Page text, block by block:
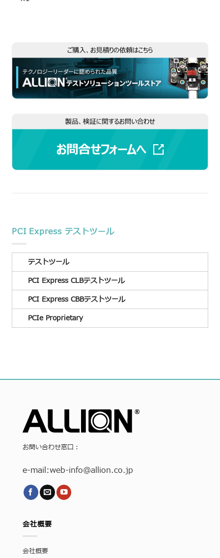
PCI Express テストツール
テストツール
PCI Express CLBテストツール
PCI Express CBBテストツール
PCIe Proprietary
お問い合わせ窓口：
e-mail:web-info@allion.co.jp
会社概要
会社概要